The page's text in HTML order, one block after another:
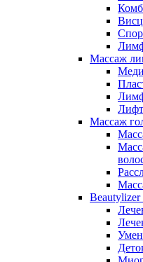
Массаж
Массаж